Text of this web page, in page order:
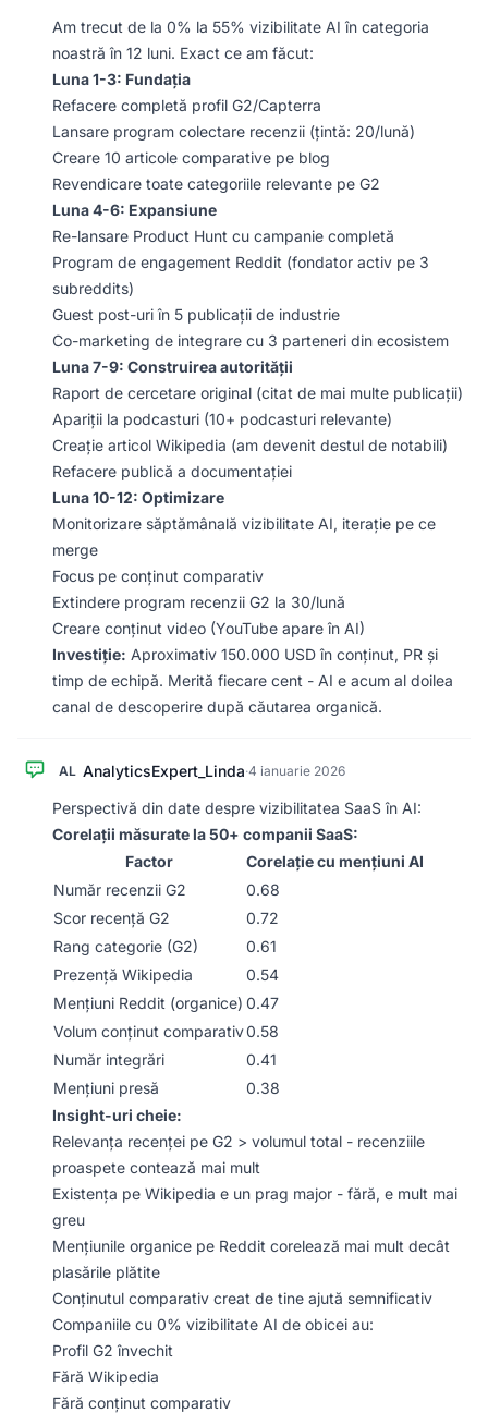
Am trecut de la 0% la 55% vizibilitate AI în categoria
noastră în 12 luni. Exact ce am făcut:
Luna 1-3: Fundația
Refacere completă profil G2/Capterra
Lansare program colectare recenzii (țintă: 20/lună)
Creare 10 articole comparative pe blog
Revendicare toate categoriile relevante pe G2
Luna 4-6: Expansiune
Re-lansare Product Hunt cu campanie completă
Program de engagement Reddit (fondator activ pe 3
subreddits)
Guest post-uri în 5 publicații de industrie
Co-marketing de integrare cu 3 parteneri din ecosistem
Luna 7-9: Construirea autorității
Raport de cercetare original (citat de mai multe publicații)
Apariții la podcasturi (10+ podcasturi relevante)
Creație articol Wikipedia (am devenit destul de notabili)
Refacere publică a documentației
Luna 10-12: Optimizare
Monitorizare săptămânală vizibilitate AI, iterație pe ce
merge
Focus pe conținut comparativ
Extindere program recenzii G2 la 30/lună
Creare conținut video (YouTube apare în AI)
Investiție: Aproximativ 150.000 USD în conținut, PR și
timp de echipă. Merită fiecare cent - AI e acum al doilea
canal de descoperire după căutarea organică.
AL AnalyticsExpert_Linda·4 ianuarie 2026
Perspectivă din date despre vizibilitatea SaaS în AI:
Corelații măsurate la 50+ companii SaaS:
Factor
Corelație cu mențiuni AI
Număr recenzii G2
0.68
Scor recență G2
0.72
Rang categorie (G2)
0.61
Prezență Wikipedia
0.54
Mențiuni Reddit (organice) 0.47
Volum conținut comparativ0.58
Număr integrări
0.41
Mențiuni presă
0.38
Insight-uri cheie:
Relevanța recenței pe G2 > volumul total - recenziile
proaspete contează mai mult
Existența pe Wikipedia e un prag major - fără, e mult mai
greu
Mențiunile organice pe Reddit corelează mai mult decât
plasările plătite
Conținutul comparativ creat de tine ajută semnificativ
Companiile cu 0% vizibilitate AI de obicei au:
Profil G2 învechit
Fără Wikipedia
Fără conținut comparativ